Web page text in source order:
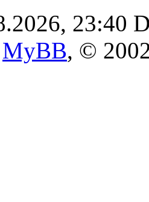
23:40
MyBB, ©